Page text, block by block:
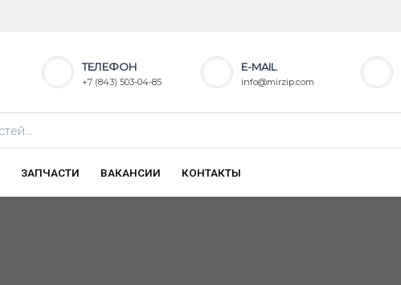
ТЕЛЕФОН
+7 (843) 503-04-85
E-MAIL
info@mirzip.com
ЗАПЧАСТИ ВАКАНСИИ КОНТАКТЫ